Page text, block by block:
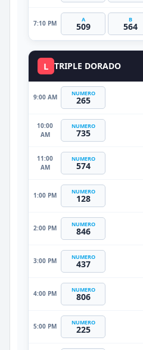
7:10 PM A
509
B
564
L TRIPLE DORADO
9:00 AM NUMERO
265
10:00
AM
NUMERO
735
11:00
AM
NUMERO
574
1:00 PM NUMERO
128
2:00 PM NUMERO
846
3:00 PM NUMERO
437
4:00 PM NUMERO
806
5:00 PM NUMERO
225